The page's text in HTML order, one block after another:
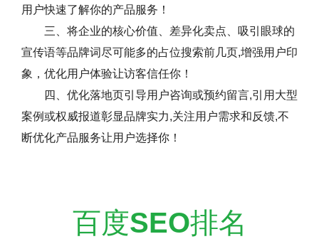
用户快速了解你的产品服务！
三、将企业的核心价值、差异化卖点、吸引眼球的
宣传语等品牌词尽可能多的占位搜索前几页,增强用户印
象，优化用户体验让访客信任你！
四、优化落地页引导用户咨询或预约留言,引用大型
案例或权威报道彰显品牌实力,关注用户需求和反馈,不
断优化产品服务让用户选择你！
百度SEO排名